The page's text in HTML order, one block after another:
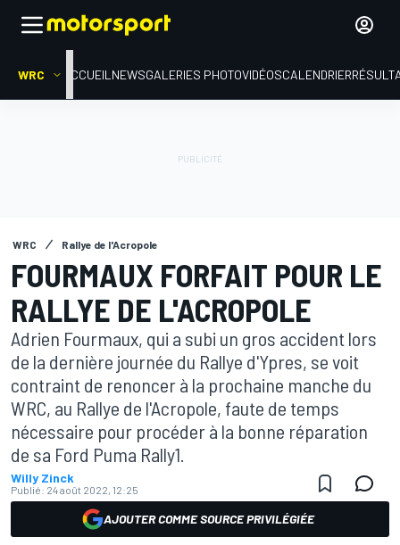
WRC ACCUEIL NEWSGALERIES PHOTOVIDÉOSCALENDRIER
WRC Rallye de l'Acropole
FOURMAUX FORFAIT POUR LE
RALLYE DE L'ACROPOLE
Adrien Fourmaux, qui a subi un gros accident lors
de la dernière journée du Rallye d'Ypres, se voit
contraint de renoncer à la prochaine manche du
WRC, au Rallye de l'Acropole, faute de temps
nécessaire pour procéder à la bonne réparation
de sa Ford Puma Rally1.
Willy Zinck
Publié: 24 août 2022, 12:25
AJOUTER COMME SOURCE PRIVILÉGIÉE